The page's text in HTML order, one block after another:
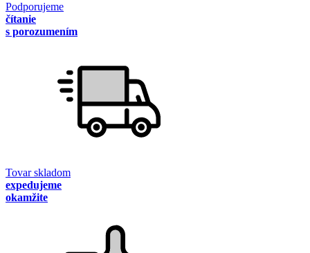
Podporujeme
čítanie
s porozumením
Tovar skladom
expedujeme
okamžite